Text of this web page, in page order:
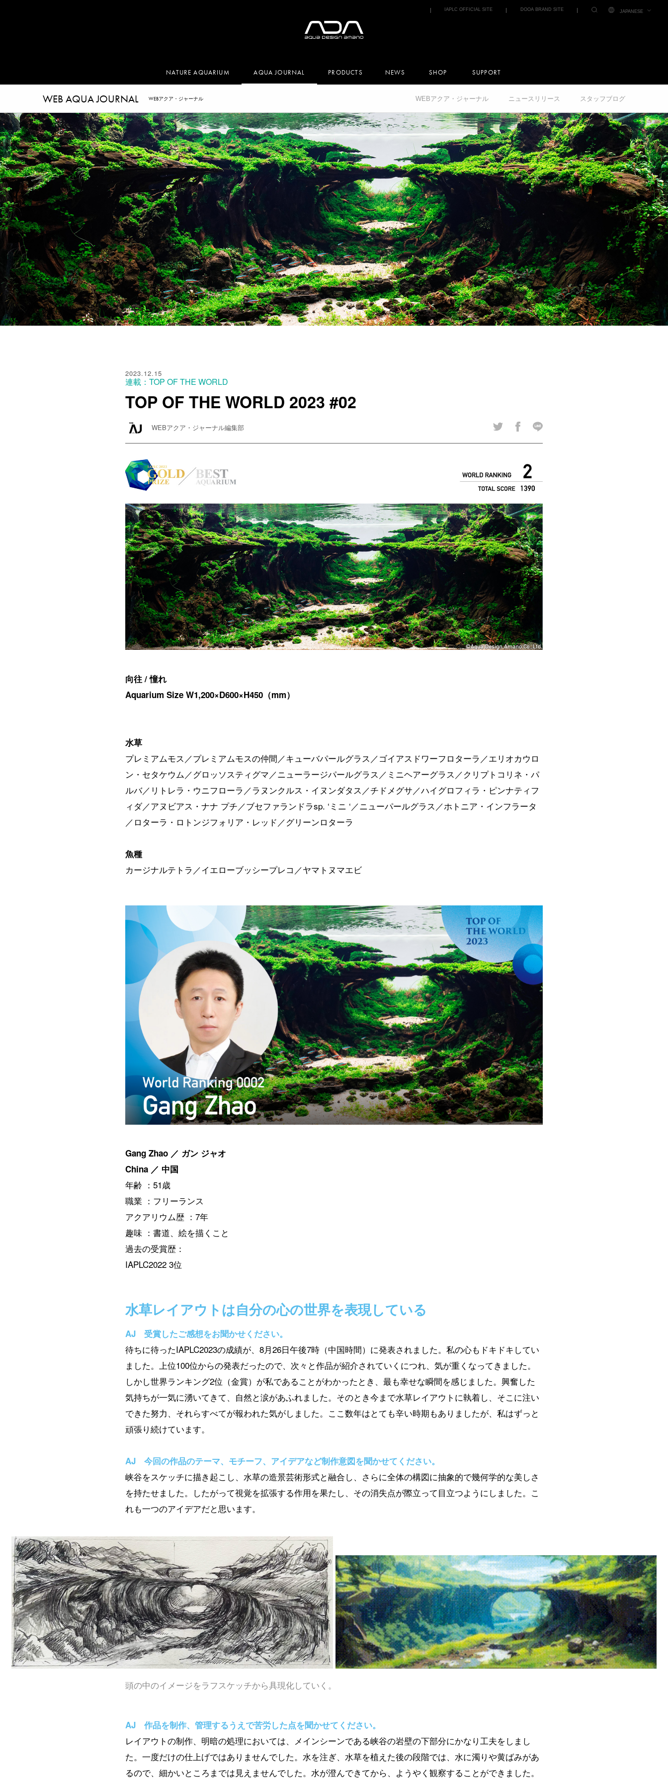
IAPLC OFFICIAL SITE DOOA BRAND SITE JAPANESE
NATURE AQUARIUM AQUA JOURNAL PRODUCTS NEWS SHOP SUPPORT
WEB AQUA JOURNAL WEBアクア・ジャーナル WEBアクア・ジャーナル ニュースリリース スタッフブログ
2023.12.15
連載：TOP OF THE WORLD
TOP OF THE WORLD 2023 #02
WEBアクア・ジャーナル編集部
向往 / 憧れ
Aquarium Size W1,200×D600×H450（mm）
水草
プレミアムモス／プレミアムモスの仲間／キューバパールグラス／ゴイアスドワーフロターラ／エリオカウロ
ン・セタケウム／グロッソスティグマ／ニューラージパールグラス／ミニヘアーグラス／クリプトコリネ・パ
ルバ／リトレラ・ウニフローラ／ラヌンクルス・イヌンダタス／チドメグサ／ハイグロフィラ・ピンナティフ
ィダ／アヌビアス・ナナ プチ／ブセファランドラsp. ‘ミニ ‘／ニューパールグラス／ホトニア・インフラータ
／ロターラ・ロトンジフォリア・レッド／グリーンロターラ
魚種
カージナルテトラ／イエローブッシープレコ／ヤマトヌマエビ
Gang Zhao ／ ガン ジャオ
China ／ 中国
年齢 ：51歳
職業 ：フリーランス
アクアリウム歴 ：7年
趣味 ：書道、絵を描くこと
過去の受賞歴：
IAPLC2022 3位
水草レイアウトは自分の心の世界を表現している
AJ 受賞したご感想をお聞かせください。
待ちに待ったIAPLC2023の成績が、8月26日午後7時（中国時間）に発表されました。私の心もドキドキしてい
ました。上位100位からの発表だったので、次々と作品が紹介されていくにつれ、気が重くなってきました。
しかし世界ランキング2位（金賞）が私であることがわかったとき、最も幸せな瞬間を感じました。興奮した
気持ちが一気に湧いてきて、自然と涙があふれました。そのとき今まで水草レイアウトに執着し、そこに注い
できた努力、それらすべてが報われた気がしました。ここ数年はとても辛い時期もありましたが、私はずっと
頑張り続けています。
AJ 今回の作品のテーマ、モチーフ、アイデアなど制作意図を聞かせてください。
峡谷をスケッチに描き起こし、水草の造景芸術形式と融合し、さらに全体の構図に抽象的で幾何学的な美しさ
を持たせました。したがって視覚を拡張する作用を果たし、その消失点が際立って目立つようにしました。こ
れも一つのアイデアだと思います。
頭の中のイメージをラフスケッチから具現化していく。
AJ 作品を制作、管理するうえで苦労した点を聞かせてください。
レイアウトの制作、明暗の処理においては、メインシーンである峡谷の岩壁の下部分にかなり工夫をしまし
た。一度だけの仕上げではありませんでした。水を注ぎ、水草を植えた後の段階では、水に濁りや黄ばみがあ
るので、細かいところまでは見えませんでした。水が澄んできてから、ようやく観察することができました。